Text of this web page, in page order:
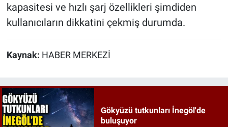
kapasitesi ve hızlı şarj özellikleri şimdiden
kullanıcıların dikkatini çekmiş durumda.
Kaynak: HABER MERKEZİ
Gökyüzü tutkunları İnegöl'de
buluşuyor